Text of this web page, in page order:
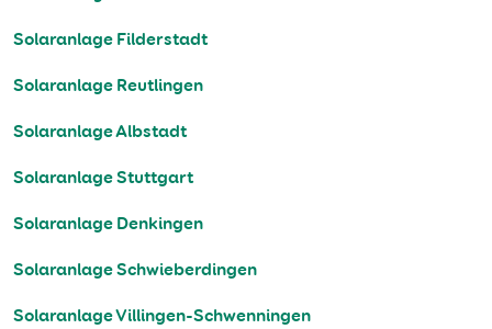
Solaranlage Filderstadt
Solaranlage Reutlingen
Solaranlage Albstadt
Solaranlage Stuttgart
Solaranlage Denkingen
Solaranlage Schwieberdingen
Solaranlage Villingen-Schwenningen